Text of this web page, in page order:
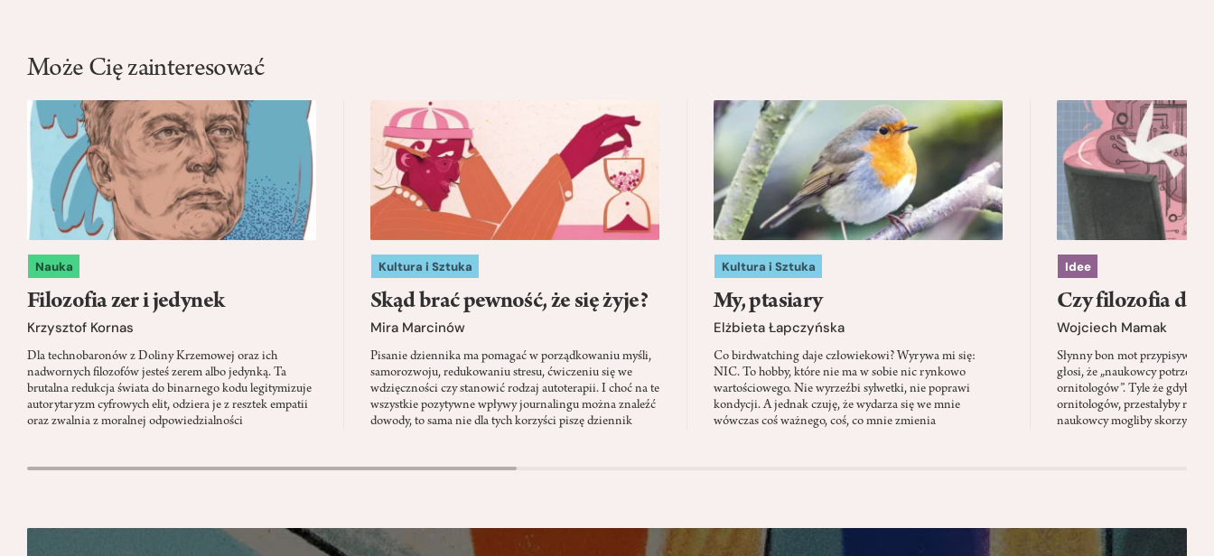
Może Cię zainteresować
Nauka
Filozofia zer i jedynek
Krzysztof Kornas
Dla technobaronów z Doliny Krzemowej oraz ich
nadwornych filozofów jesteś zerem albo jedynką. Ta
brutalna redukcja świata do binarnego kodu legitymizuje
autorytaryzm cyfrowych elit, odziera je z resztek empatii
oraz zwalnia z moralnej odpowiedzialności
Kultura i Sztuka
Skąd brać pewność, że się żyje?
Mira Marcinów
Pisanie dziennika ma pomagać w porządkowaniu myśli,
samorozwoju, redukowaniu stresu, ćwiczeniu się we
wdzięczności czy stanowić rodzaj autoterapii. I choć na te
wszystkie pozytywne wpływy journalingu można znaleźć
dowody, to sama nie dla tych korzyści piszę dziennik
Kultura i Sztuka
My, ptasiary
Elżbieta Łapczyńska
Co birdwatching daje człowiekowi? Wyrywa mi się:
NIC. To hobby, które nie ma w sobie nic rynkowo
wartościowego. Nie wyrzeźbi sylwetki, nie poprawi
kondycji. A jednak czuję, że wydarza się we mnie
wówczas coś ważnego, coś, co mnie zmienia
Idee
Czy filozofia da
Wojciech Mamak
Słynny bon mot
głosi, że „naukowcy
ornitologów”. Tyle że gdyby
ornitologów, przestałyby
naukowcy mogliby skorzystać